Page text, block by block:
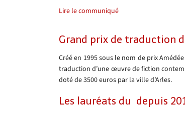
Lire le communiqué
Grand prix de traduction
Créé en 1995 sous le nom de prix
traduction d’une œuvre de fiction
doté de 3500 euros par la ville d’Arles.
Les lauréats du depuis